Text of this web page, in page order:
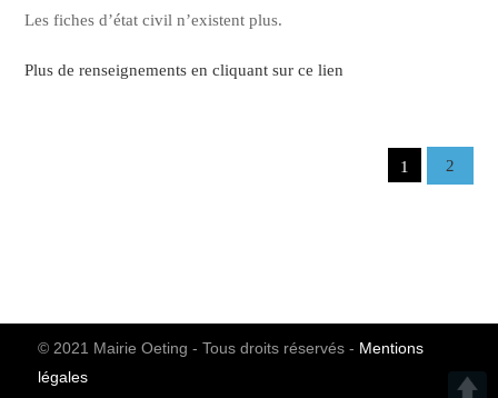
Les fiches d’état civil n’existent plus.
Plus de renseignements en cliquant sur ce lien
1 2
© 2021 Mairie Oeting - Tous droits réservés - Mentions
légales